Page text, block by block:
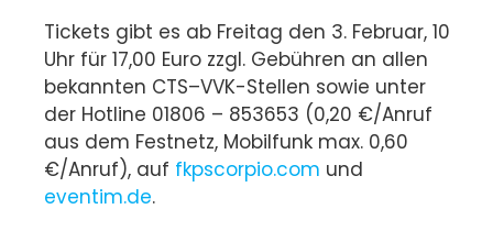
Tickets gibt es ab Freitag den 3. Februar, 10
Uhr für 17,00 Euro zzgl. Gebühren an allen
bekannten CTS–VVK-Stellen sowie unter
der Hotline 01806 – 853653 (0,20 €/Anruf
aus dem Festnetz, Mobilfunk max. 0,60
€/Anruf), auf fkpscorpio.com und
eventim.de.